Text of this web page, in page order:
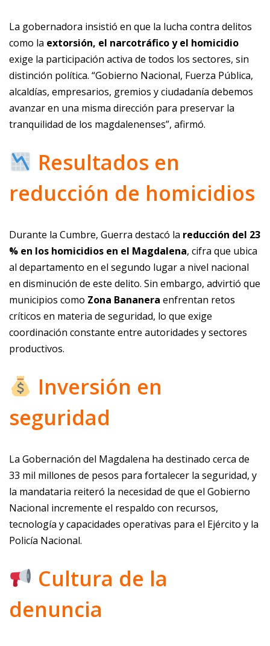
La gobernadora insistió en que la lucha contra delitos
como la extorsión, el narcotráfico y el homicidio
exige la participación activa de todos los sectores, sin
distinción política. “Gobierno Nacional, Fuerza Pública,
alcaldías, empresarios, gremios y ciudadanía debemos
avanzar en una misma dirección para preservar la
tranquilidad de los magdalenenses”, afirmó.
Resultados en
reducción de homicidios
Durante la Cumbre, Guerra destacó la reducción del 23
% en los homicidios en el Magdalena, cifra que ubica
al departamento en el segundo lugar a nivel nacional
en disminución de este delito. Sin embargo, advirtió que
municipios como Zona Bananera enfrentan retos
críticos en materia de seguridad, lo que exige
coordinación constante entre autoridades y sectores
productivos.
Inversión en
seguridad
La Gobernación del Magdalena ha destinado cerca de
33 mil millones de pesos para fortalecer la seguridad, y
la mandataria reiteró la necesidad de que el Gobierno
Nacional incremente el respaldo con recursos,
tecnología y capacidades operativas para el Ejército y la
Policía Nacional.
Cultura de la
denuncia